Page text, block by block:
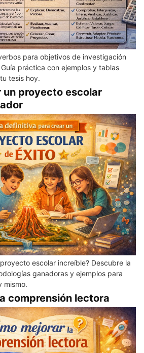
para objetivos de investigación
práctica con ejemplos y tablas
tesis hoy.
un proyecto escolar
escolar increíble? Descubre la
ganadoras y ejemplos para
mismo.
comprensión lectora